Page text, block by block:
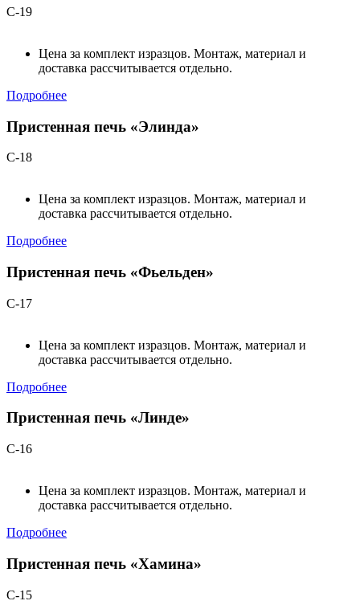
С-19
Цена за комплект изразцов. Монтаж, материал и
доставка рассчитывается отдельно.
Подробнее
Пристенная печь «Элинда»
С-18
Цена за комплект изразцов. Монтаж, материал и
доставка рассчитывается отдельно.
Подробнее
Пристенная печь «Фьельден»
С-17
Цена за комплект изразцов. Монтаж, материал и
доставка рассчитывается отдельно.
Подробнее
Пристенная печь «Линде»
С-16
Цена за комплект изразцов. Монтаж, материал и
доставка рассчитывается отдельно.
Подробнее
Пристенная печь «Хамина»
С-15